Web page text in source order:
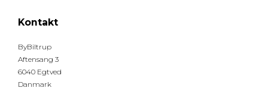
Kontakt
ByBiltrup
Aftensang 3
6040 Egtved
Danmark